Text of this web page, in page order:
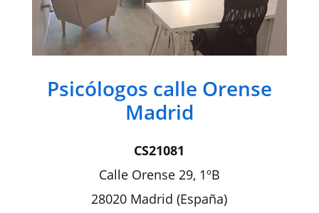
Psicólogos calle Orense
Madrid
CS21081
Calle Orense 29, 1ºB
28020 Madrid (España)